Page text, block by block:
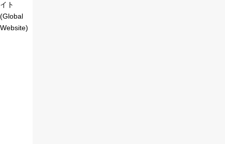
イト
(Global
Website)